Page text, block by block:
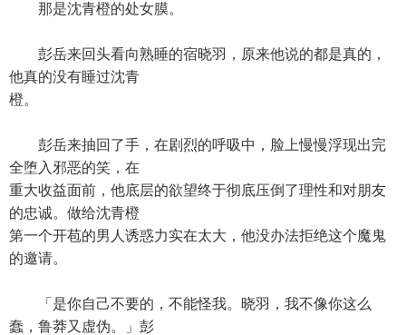
那是沈青橙的处女膜。
彭岳来回头看向熟睡的宿晓羽，原来他说的都是真的，
他真的没有睡过沈青
橙。
彭岳来抽回了手，在剧烈的呼吸中，脸上慢慢浮现出完
全堕入邪恶的笑，在
重大收益面前，他底层的欲望终于彻底压倒了理性和对朋友
的忠诚。做给沈青橙
第一个开苞的男人诱惑力实在太大，他没办法拒绝这个魔鬼
的邀请。
「是你自己不要的，不能怪我。晓羽，我不像你这么
蠢，鲁莽又虚伪。」彭